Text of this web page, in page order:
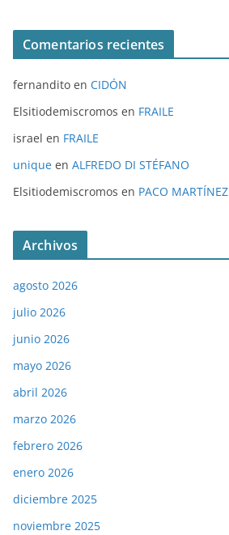
Comentarios recientes
fernandito en CIDÓN
Elsitiodemiscromos en FRAILE
israel en FRAILE
unique en ALFREDO DI STÉFANO
Elsitiodemiscromos en PACO MARTÍNEZ
Archivos
agosto 2026
julio 2026
junio 2026
mayo 2026
abril 2026
marzo 2026
febrero 2026
enero 2026
diciembre 2025
noviembre 2025